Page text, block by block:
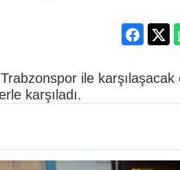
ile
karşıladı.